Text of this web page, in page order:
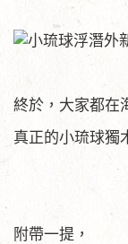
終於，大家都在
真正的小琉球獨
附帶一提，